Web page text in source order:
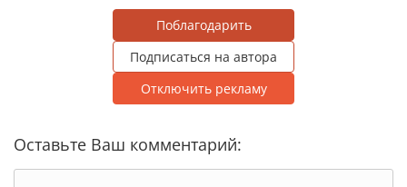
Поблагодарить
Подписаться на автора
Отключить рекламу
Оставьте Ваш комментарий: